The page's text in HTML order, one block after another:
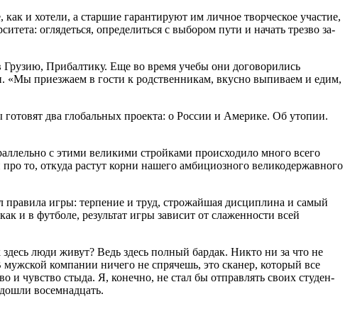
и хотели, а старшие гарантируют им личное творческое участие,
оглядеться, определиться с выбором пути и начать трезво за­
Прибал­тику. Еще во время учебы они догово­рились
приезжаем в гости к родственни­кам, вкусно выпиваем и едим,
два глобальных проекта: о России и Америке. Об утопии.
с этими великими стройками происходило много все­го
то, откуда растут корни нашего амбициозного великодержавного
правила игры: терпение и труд, строжайшая дис­циплина и самый
и в футболе, результат игры зависит от слаженности всей
люди живут? Ведь здесь полный бардак. Никто ни за что не
компании ничего не спрячешь, это сканер, который все
и чувство стыда. Я, конечно, не стал бы отправлять своих студен­
восемнадцать.